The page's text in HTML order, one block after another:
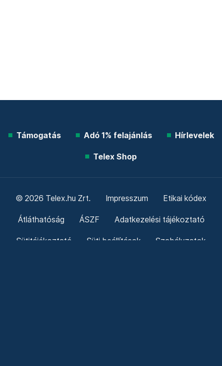
Támogatás Adó 1% felajánlás Hírlevelek
Telex Shop
© 2026 Telex.hu Zrt. Impresszum Etikai kódex
Átláthatóság ÁSZF Adatkezelési tájékoztató
Sütitájékoztató Süti beállítások Szabályzatok